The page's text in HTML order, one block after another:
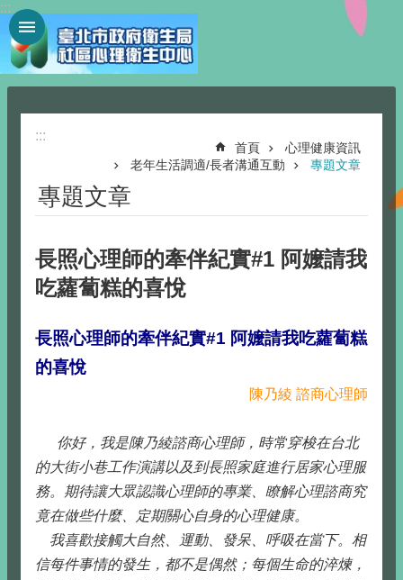
跳到主要內容區塊
:::
:::
首頁
心理健康資訊
老年生活調適/長者溝通互動
專題文章
專題文章
長照心理師的牽伴紀實#1 阿嬤請我
吃蘿蔔糕的喜悅
長照心理師的牽伴紀實#1 阿嬤請我吃蘿蔔糕
的喜悅
陳乃綾 諮商心理師
你好，我是陳乃綾諮商心理師，時常穿梭在台北
的大街小巷工作演講以及到長照家庭進行居家心理服
務。期待讓大眾認識心理師的專業、瞭解心理諮商究
竟在做些什麼、定期關心自身的心理健康。
我喜歡接觸大自然、運動、發呆、呼吸在當下。相
信每件事情的發生，都不是偶然；每個生命的淬煉，